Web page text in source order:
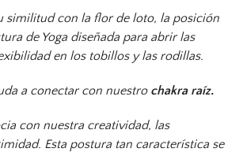
similitud con la flor de loto, la posición
de Yoga diseñada para abrir las
en los tobillos y las rodillas.
a conectar con nuestro chakra raíz.
con nuestra creatividad, las
Esta postura tan característica se